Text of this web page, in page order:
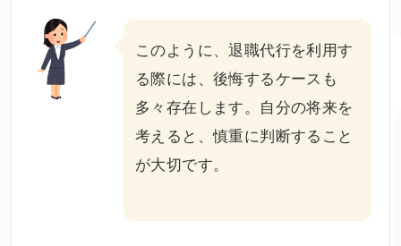
このように、退職代行を利用す
る際には、後悔するケースも
多々存在します。自分の将来を
考えると、慎重に判断すること
が大切です。